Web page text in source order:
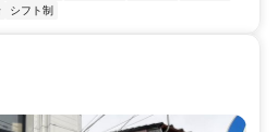
シフト制